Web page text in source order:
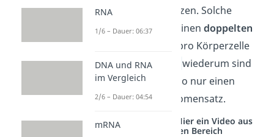
viele Tiere und Pflanzen. Solche
Lebewesen weisen einendoppelten
Chromosomensatz pro Körperzelle
auf. IhreKeimzellenwiederum sind
haploid, besitzen also nur einen
einfachen Chromosomensatz.
Studyflix vernetzt: Hier ein Video aus
einem anderen Bereich
RNA
1/6 – Dauer: 06:37
DNA und RNA
im Vergleich
2/6 – Dauer: 04:54
mRNA